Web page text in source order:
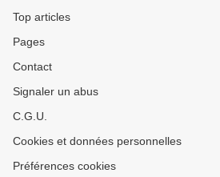
Top articles
Pages
Contact
Signaler un abus
C.G.U.
Cookies et données personnelles
Préférences cookies